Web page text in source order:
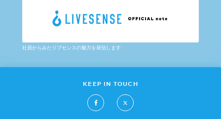
社員からみたリブセンスの魅力を発信します
KEEP IN TOUCH